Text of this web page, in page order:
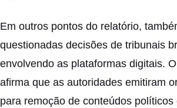
Em outros pontos do relatório,
questionadas decisões de tribunais
envolvendo as plataformas digitais.
afirma que as autoridades emitiram
para remoção de conteúdos